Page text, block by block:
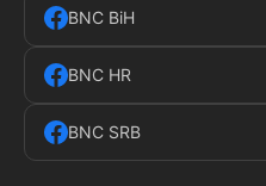
BNC BiH
BNC HR
BNC SRB